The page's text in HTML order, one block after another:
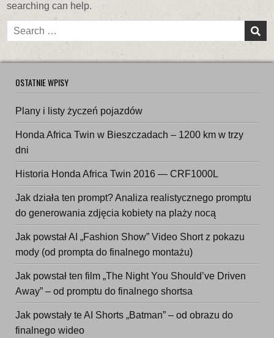
searching can help.
Search
for:
OSTATNIE WPISY
Plany i listy życzeń pojazdów
Honda Africa Twin w Bieszczadach – 1200 km w trzy
dni
Historia Honda Africa Twin 2016 — CRF1000L
Jak działa ten prompt? Analiza realistycznego promptu
do generowania zdjęcia kobiety na plaży nocą
Jak powstał AI „Fashion Show” Video Short z pokazu
mody (od prompta do finalnego montażu)
Jak powstał ten film „The Night You Should’ve Driven
Away” – od promptu do finalnego shortsa
Jak powstały te AI Shorts „Batman” – od obrazu do
finalnego wideo